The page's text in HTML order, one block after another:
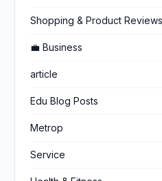
Shopping & Product Reviews
💼 Business
article
Edu Blog Posts
Metrop
Service